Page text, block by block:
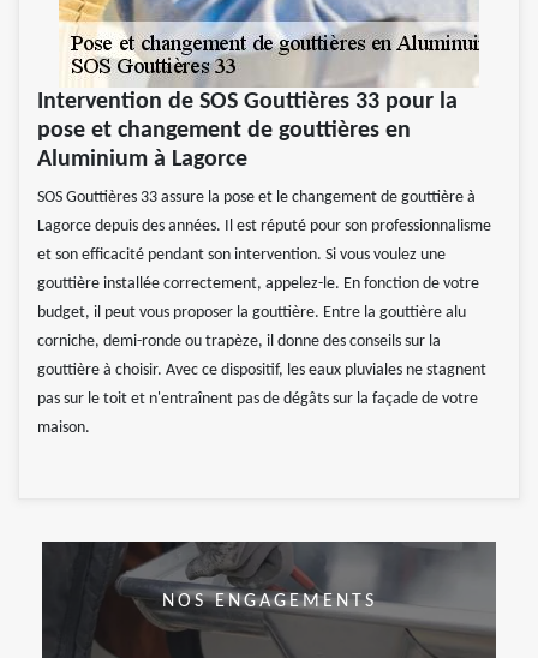
Intervention de SOS Gouttières 33 pour la
pose et changement de gouttières en
Aluminium à Lagorce
SOS Gouttières 33 assure la pose et le changement de gouttière à
Lagorce depuis des années. Il est réputé pour son professionnalisme
et son efficacité pendant son intervention. Si vous voulez une
gouttière installée correctement, appelez-le. En fonction de votre
budget, il peut vous proposer la gouttière. Entre la gouttière alu
corniche, demi-ronde ou trapèze, il donne des conseils sur la
gouttière à choisir. Avec ce dispositif, les eaux pluviales ne stagnent
pas sur le toit et n'entraînent pas de dégâts sur la façade de votre
maison.
NOS ENGAGEMENTS